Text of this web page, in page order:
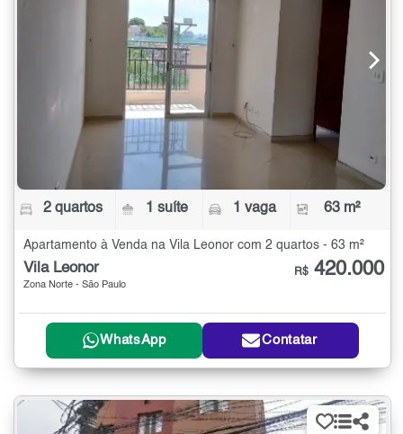
2 quartos 1 suíte 1 vaga 63 m²
Apartamento à Venda na Vila Leonor com 2 quartos - 63 m²
Vila Leonor
Zona Norte - São Paulo
R$ 420.000
WhatsApp Contatar